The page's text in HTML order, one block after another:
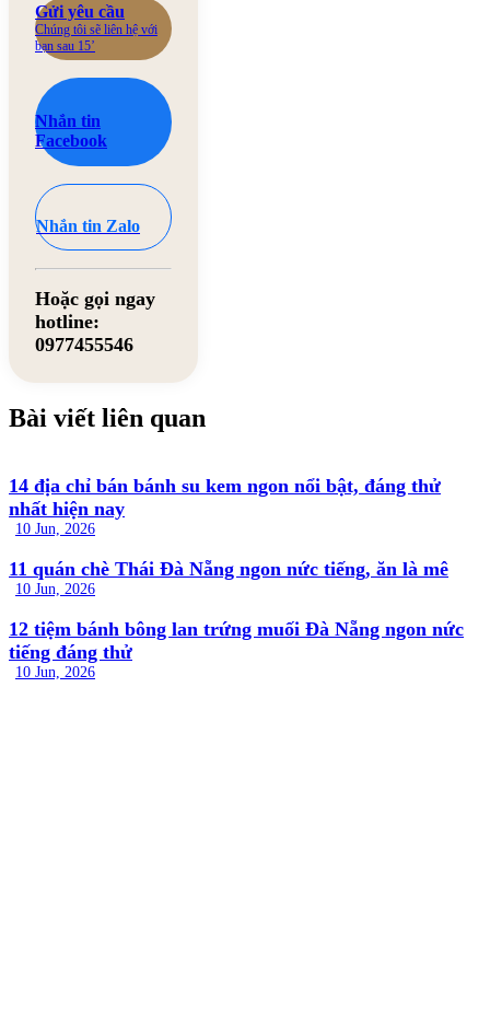
Gửi yêu cầu
Chúng tôi sẽ liên hệ với
bạn sau 15’
Nhắn tin
Facebook
Nhắn tin Zalo
Hoặc gọi ngay
hotline:
0977455546
Bài viết liên quan
14 địa chỉ bán bánh su kem ngon nổi bật, đáng thử
nhất hiện nay
10 Jun, 2026
11 quán chè Thái Đà Nẵng ngon nức tiếng, ăn là mê
10 Jun, 2026
12 tiệm bánh bông lan trứng muối Đà Nẵng ngon nức
tiếng đáng thử
10 Jun, 2026